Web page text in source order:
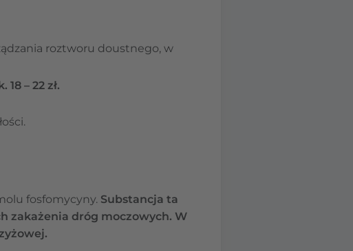
roztworu doustnego, w
– 22 zł.
fosfomycyny. Substancja ta
zakażenia dróg moczowych. W